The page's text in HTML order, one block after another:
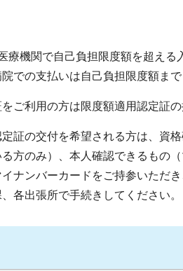
療機関で自己負担限度額を超え
での支払いは自己負担限度額ま
ご利用の方は限度額適用認定証の
証の交付を希望される方は、資
る方のみ）、本人確認できるもの
ナンバーカードをご持参いただ
各出張所で手続きしてください。